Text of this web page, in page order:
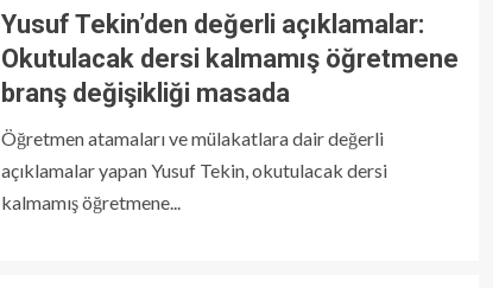
Yusuf Tekin’den değerli açıklamalar:
Okutulacak dersi kalmamış öğretmene
branş değişikliği masada
Öğretmen atamaları ve mülakatlara dair değerli
açıklamalar yapan Yusuf Tekin, okutulacak dersi
kalmamış öğretmene...